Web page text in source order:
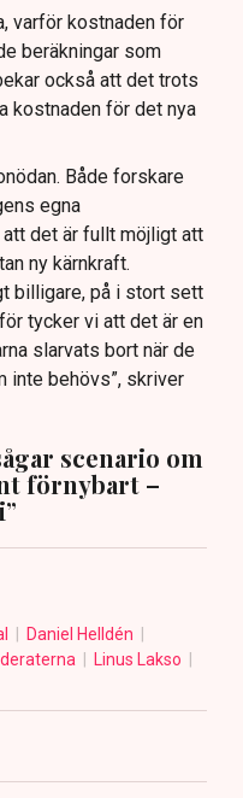
varför kostnaden för
beräkningar som
också att det trots
kostnaden för det nya
Både forskare
egna
det är fullt möjligt att
ny kärnkraft.
billigare, på i stort sett
tycker vi att det är en
slarvats bort när de
inte behövs”, skriver
scenario om
förnybart –
Daniel Helldén
Linus Lakso